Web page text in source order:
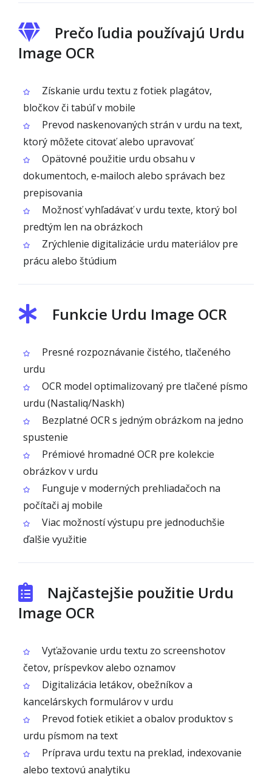
Prečo ľudia používajú Urdu
Image OCR
Získanie urdu textu z fotiek plagátov,
bločkov či tabúľ v mobile
Prevod naskenovaných strán v urdu na text,
ktorý môžete citovať alebo upravovať
Opätovné použitie urdu obsahu v
dokumentoch, e‑mailoch alebo správach bez
prepisovania
Možnosť vyhľadávať v urdu texte, ktorý bol
predtým len na obrázkoch
Zrýchlenie digitalizácie urdu materiálov pre
prácu alebo štúdium
Funkcie Urdu Image OCR
Presné rozpoznávanie čistého, tlačeného
urdu
OCR model optimalizovaný pre tlačené písmo
urdu (Nastaliq/Naskh)
Bezplatné OCR s jedným obrázkom na jedno
spustenie
Prémiové hromadné OCR pre kolekcie
obrázkov v urdu
Funguje v moderných prehliadačoch na
počítači aj mobile
Viac možností výstupu pre jednoduchšie
ďalšie využitie
Najčastejšie použitie Urdu
Image OCR
Vyťažovanie urdu textu zo screenshotov
četov, príspevkov alebo oznamov
Digitalizácia letákov, obežníkov a
kancelárskych formulárov v urdu
Prevod fotiek etikiet a obalov produktov s
urdu písmom na text
Príprava urdu textu na preklad, indexovanie
alebo textovú analytiku